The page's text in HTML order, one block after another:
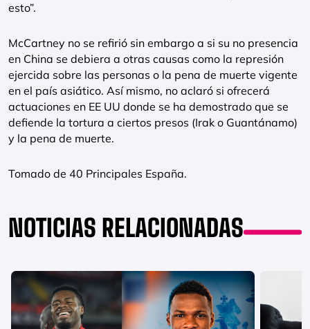
esto”.
McCartney no se refirió sin embargo a si su no presencia
en China se debiera a otras causas como la represión
ejercida sobre las personas o la pena de muerte vigente
en el país asiático. Así mismo, no aclaró si ofrecerá
actuaciones en EE UU donde se ha demostrado que se
defiende la tortura a ciertos presos (Irak o Guantánamo)
y la pena de muerte.
Tomado de 40 Principales España.
NOTICIAS RELACIONADAS